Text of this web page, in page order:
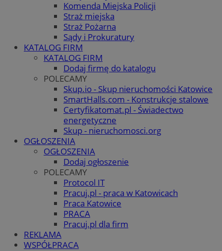
Komenda Miejska Policji
Straż miejska
Straż Pożarna
Sądy i Prokuratury
KATALOG FIRM
KATALOG FIRM
Dodaj firmę do katalogu
POLECAMY
Skup.io - Skup nieruchomości Katowice
SmartHalls.com - Konstrukcje stalowe
Certyfikatomat.pl - Świadectwo
energetyczne
Skup - nieruchomosci.org
OGŁOSZENIA
OGŁOSZENIA
Dodaj ogłoszenie
POLECAMY
Protocol IT
Pracuj.pl - praca w Katowicach
Praca Katowice
PRACA
Pracuj.pl dla firm
REKLAMA
WSPÓŁPRACA